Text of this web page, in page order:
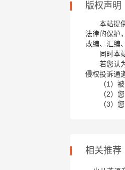
版权声明
本站提
法律的保护
改编、汇编
同时本
若您认
侵权投诉通
（1）
（2）
（3）
相关推荐